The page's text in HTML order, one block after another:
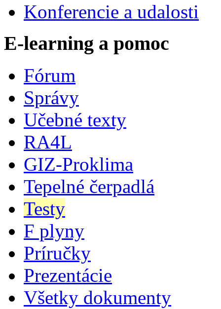
Konferencie a udalosti
E-learning a pomoc
Fórum
Správy
Učebné texty
RA4L
GIZ-Proklima
Tepelné čerpadlá
Testy
F plyny
Príručky
Prezentácie
Všetky dokumenty